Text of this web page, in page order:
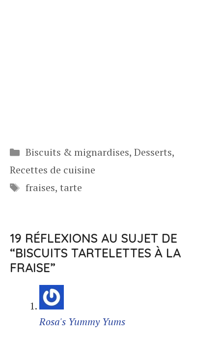
Catégories
Biscuits & mignardises, Desserts,
Recettes de cuisine
Étiquettes
fraises, tarte
19 RÉFLEXIONS AU SUJET DE
“BISCUITS TARTELETTES À LA
FRAISE”
Rosa's Yummy Yums